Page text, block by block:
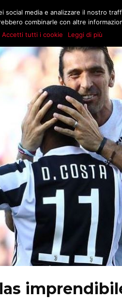
BUZZ MARKT
media e analizzare il nostro
combinarle con altre
Accetti tutti i cookie
Leggi di più